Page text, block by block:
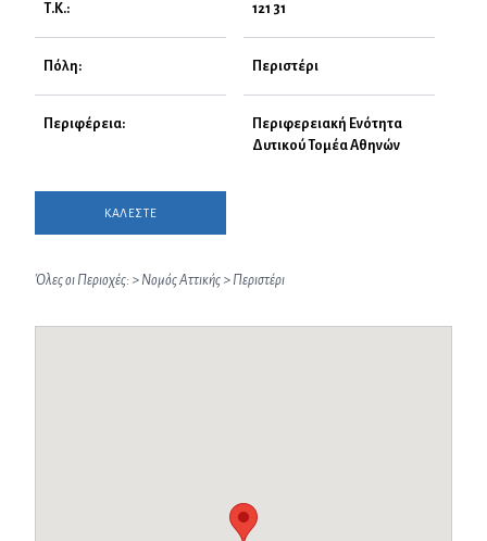
Τ.Κ.: 121 31
Πόλη: Περιστέρι
Περιφέρεια:
Περιφερειακή Ενότητα
Δυτικού Τομέα Αθηνών
ΚΑΛΕΣΤΕ
Όλες οι Περιοχές:> Νομός Αττικής> Περιστέρι